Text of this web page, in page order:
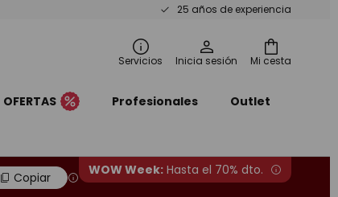
25 años de experiencia
Mi cesta
Servicios Inicia sesión
OFERTAS Profesionales Outlet
Copiar WOW Week: Hasta el 70% dto.